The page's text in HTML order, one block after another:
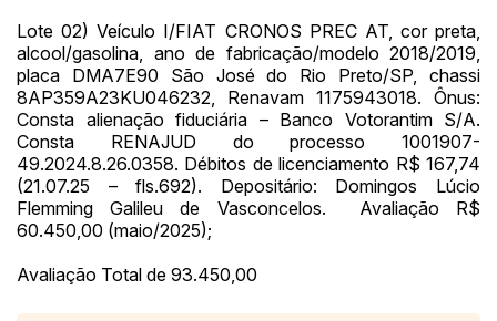
Lote 02) Veículo I/FIAT CRONOS PREC AT, cor preta,
alcool/gasolina, ano de fabricação/modelo 2018/2019,
placa DMA7E90 São José do Rio Preto/SP, chassi
8AP359A23KU046232, Renavam 1175943018. Ônus:
Consta alienação fiduciária – Banco Votorantim S/A.
Consta RENAJUD do processo 1001907-
49.2024.8.26.0358. Débitos de licenciamento R$ 167,74
(21.07.25 – fls.692). Depositário: Domingos Lúcio
Flemming Galileu de Vasconcelos. Avaliação R$
60.450,00 (maio/2025);
Avaliação Total de 93.450,00